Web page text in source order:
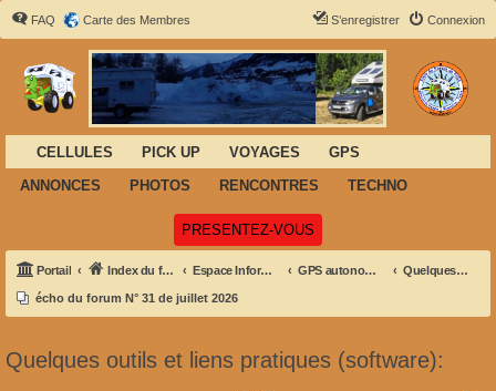
FAQ Carte des Membres Connexion
S’enregistrer
CELLULES PICK UP VOYAGES
GPS
ANNONCES
PHOTOS RENCONTRES TECHNO
PRESENTEZ-VOUS
Portail Index du forum Espace Informatique-GPS- Navigation GPS autonomes - PDA et informatique embarquée Quelques outils et liens pratiques (software):
écho du forum N° 31 de juillet 2026
Quelques outils et liens pratiques (software):